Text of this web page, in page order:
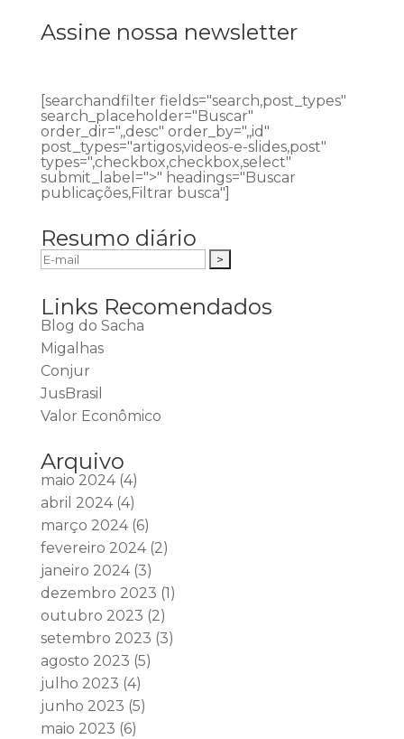
Assine nossa newsletter
[searchandfilter fields="search,post_types"
search_placeholder="Buscar"
order_dir=",,desc" order_by=",,id"
post_types="artigos,videos-e-slides,post"
types=",checkbox,checkbox,select"
submit_label=">" headings="Buscar
publicações,Filtrar busca"]
Resumo diário
Links Recomendados
Blog do Sacha
Migalhas
Conjur
JusBrasil
Valor Econômico
Arquivo
maio 2024(4)
abril 2024(4)
março 2024(6)
fevereiro 2024(2)
janeiro 2024(3)
dezembro 2023 (1)
outubro 2023 (2)
setembro 2023 (3)
agosto 2023 (5)
julho 2023 (4)
junho 2023 (5)
maio 2023 (6)